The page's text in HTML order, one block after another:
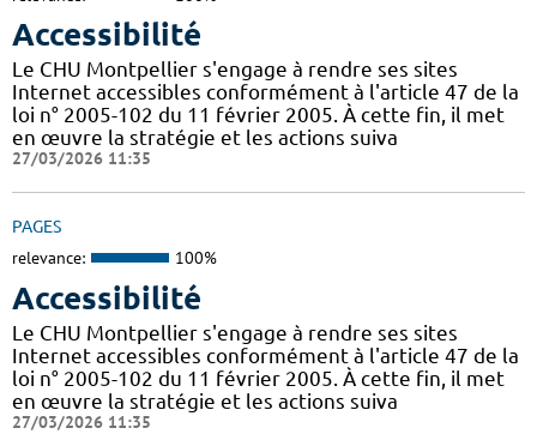
Accessibilité
Le CHU Montpellier s'engage à rendre ses sites
Internet accessibles conformément à l'article 47 de la
loi n° 2005-102 du 11 février 2005. À cette fin, il met
en œuvre la stratégie et les actions suiva
27/03/2026 11:35
PAGES
relevance: 100%
Accessibilité
Le CHU Montpellier s'engage à rendre ses sites
Internet accessibles conformément à l'article 47 de la
loi n° 2005-102 du 11 février 2005. À cette fin, il met
en œuvre la stratégie et les actions suiva
27/03/2026 11:35